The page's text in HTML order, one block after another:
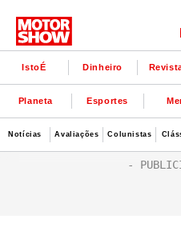
IstoÉ Dinheiro
Planeta Esportes
Notícias Avaliações Colunistas